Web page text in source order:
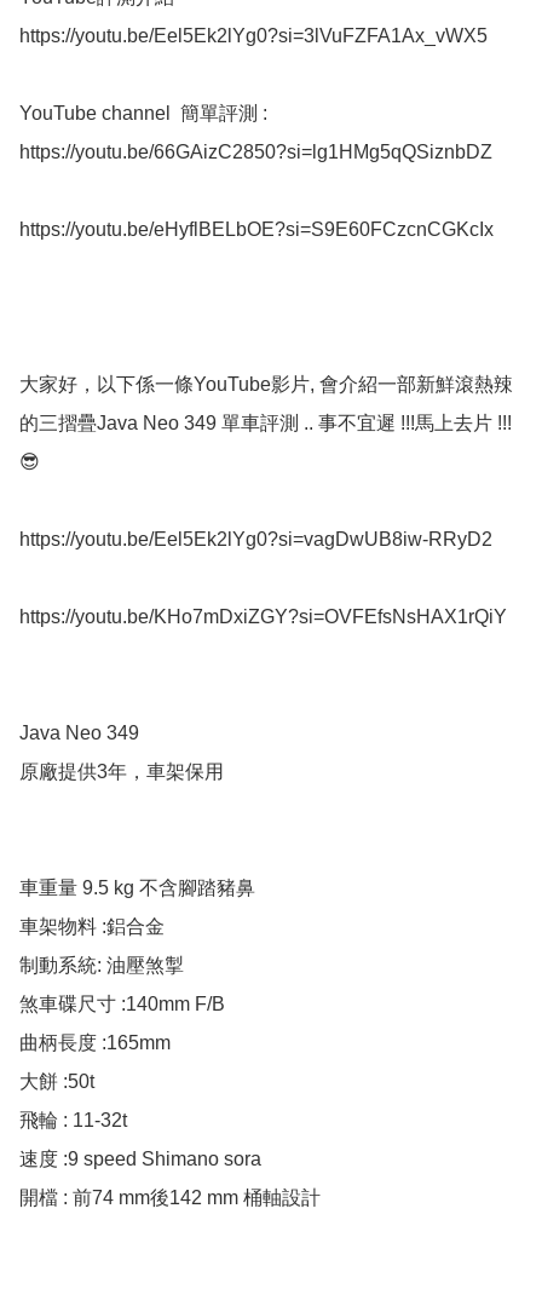
https://youtu.be/Eel5Ek2lYg0?si=3lVuFZFA1Ax_vWX5
YouTube channel  簡單評測 :
https://youtu.be/66GAizC2850?si=lg1HMg5qQSiznbDZ
https://youtu.be/eHyflBELbOE?si=S9E60FCzcnCGKcIx
大家好，以下係一條YouTube影片, 會介紹一部新鮮滾熱辣
的三摺疊Java Neo 349 單車評測 .. 事不宜遲 !!!馬上去片 !!!
😎
https://youtu.be/Eel5Ek2lYg0?si=vagDwUB8iw-RRyD2
https://youtu.be/KHo7mDxiZGY?si=OVFEfsNsHAX1rQiY
Java Neo 349
原廠提供3年，車架保用
車重量 9.5 kg 不含腳踏豬鼻
車架物料 :鋁合金
制動系統: 油壓煞掣
煞車碟尺寸 :140mm F/B
曲柄長度 :165mm
大餅 :50t
飛輪 : 11-32t
速度 :9 speed Shimano sora
開檔 : 前74 mm後142 mm 桶軸設計